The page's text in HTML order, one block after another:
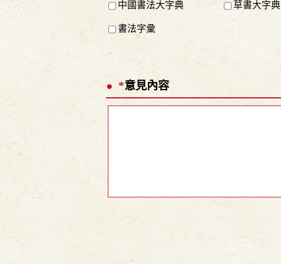
中國書法大字典 草書大字典
書法字彙
*意見內容